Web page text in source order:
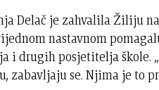
Delač je zahvalila Žiliju
nastavnom
i drugih posjetitelja škole.
zabavljaju se. Njima je to